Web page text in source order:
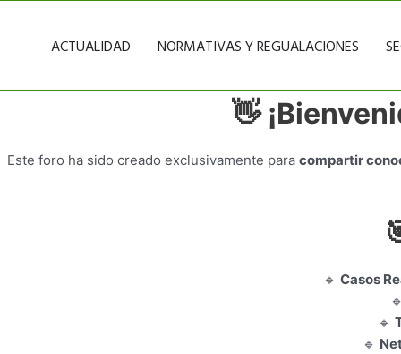
ACTUALIDAD NORMATIVAS Y REGUALACIONES
👋
Este foro ha sido creado exclusivamente para compartir
🔹 Casos
🔹
🔹
🔹